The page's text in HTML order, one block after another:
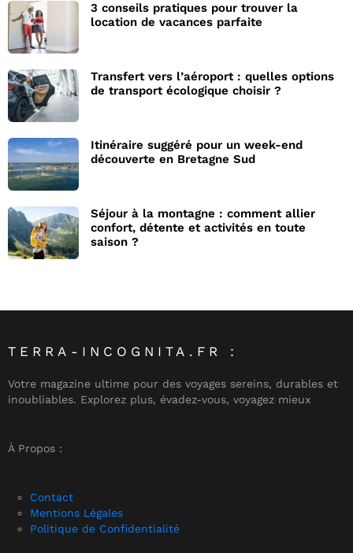
3 conseils pratiques pour trouver la
location de vacances parfaite
Transfert vers l’aéroport : quelles options
de transport écologique choisir ?
Itinéraire suggéré pour un week-end
découverte en Bretagne Sud
Séjour à la montagne : comment allier
confort, détente et activités en toute
saison ?
TERRA-INCOGNITA.FR :
Votre magazine ultime pour des voyages sereins, durables et
inoubliables. Explorez plus, évadez-vous, voyagez mieux
À Propos :
Contact
Mentions Légales
Politique de Confidentialité